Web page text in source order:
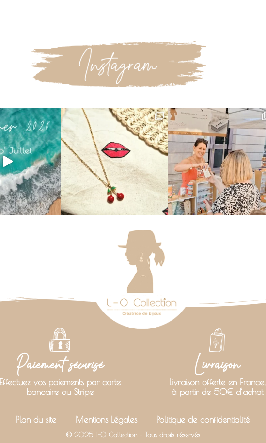
Paiement sécurisé
Effectuez vos paiements par carte
bancaire ou Stripe
Livraison
Livraison offerte en France,
à partir de 50€ d’achat
Plan du site Mentions Légales Politique de confidentialité
© 2025 L-O Collection – Tous droits réservés